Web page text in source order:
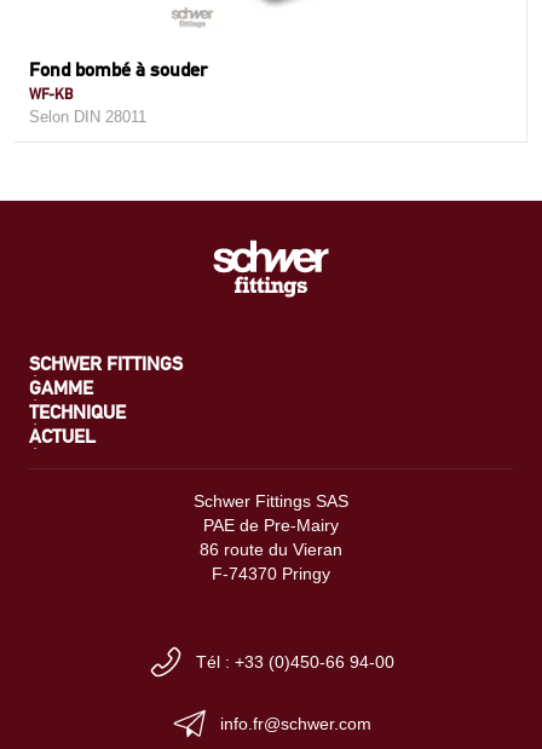
Fond bombé à souder
WF-KB
Selon DIN 28011
SCHWER FITTINGS
GAMME
TECHNIQUE
ACTUEL
Schwer Fittings SAS
PAE de Pre-Mairy
86 route du Vieran
F-74370 Pringy
Tél : +33 (0)450-66 94-00
info.fr@schwer.com